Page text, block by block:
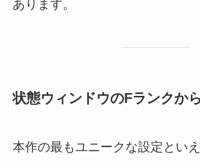
あります。
状態ウィンドウのFランクか
本作の最もユニークな設定とい